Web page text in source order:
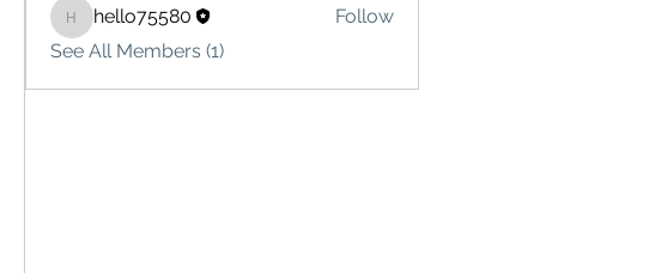
hello75580
hello75580
Follow
See All Members (1)